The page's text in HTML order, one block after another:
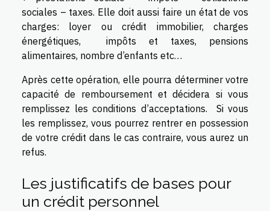
sociales – taxes. Elle doit aussi faire un état de vos
charges: loyer ou crédit immobilier, charges
énergétiques, impôts et taxes, pensions
alimentaires, nombre d’enfants etc…
Après cette opération, elle pourra déterminer votre
capacité de remboursement et décidera si vous
remplissez les conditions d’acceptations. Si vous
les remplissez, vous pourrez rentrer en possession
de votre crédit dans le cas contraire, vous aurez un
refus.
Les justificatifs de bases pour
un crédit personnel